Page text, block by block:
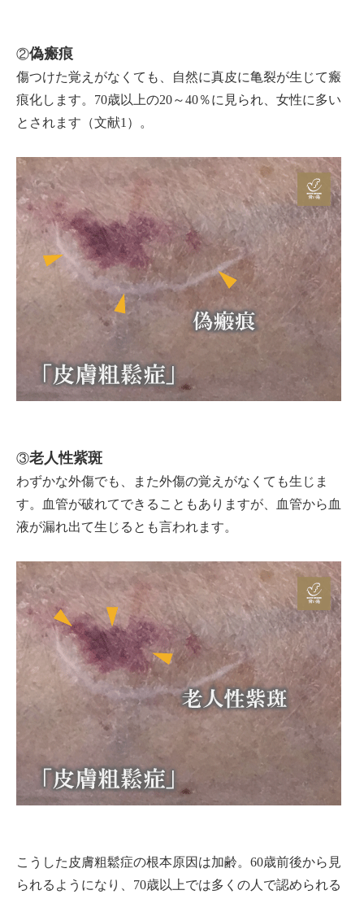
②偽瘢痕
傷つけた覚えがなくても、自然に真皮に亀裂が生じて瘢
痕化します。70歳以上の20～40％に見られ、女性に多い
とされます（文献1）。
③老人性紫斑
わずかな外傷でも、また外傷の覚えがなくても生じま
す。血管が破れてできることもありますが、血管から血
液が漏れ出て生じるとも言われます。
こうした皮膚粗鬆症の根本原因は加齢。60歳前後から見
られるようになり、70歳以上では多くの人で認められる